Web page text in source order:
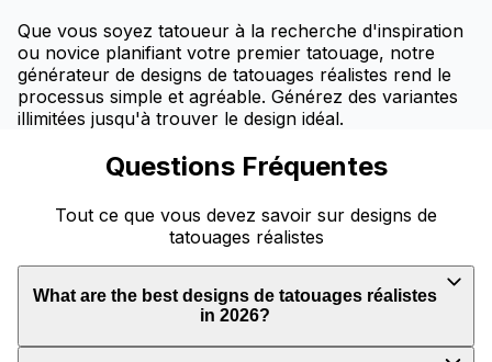
Que vous soyez tatoueur à la recherche d'inspiration
ou novice planifiant votre premier tatouage, notre
générateur de designs de tatouages réalistes rend le
processus simple et agréable. Générez des variantes
illimitées jusqu'à trouver le design idéal.
Questions Fréquentes
Tout ce que vous devez savoir sur designs de
tatouages réalistes
What are the best designs de tatouages réalistes
in 2026?